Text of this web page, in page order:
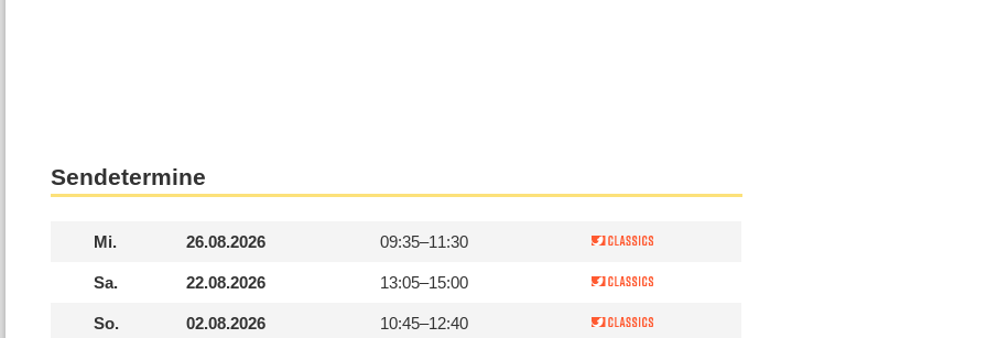
Sendetermine
Mi. 26.08.2026 09:35–11:30
Sa. 22.08.2026 13:05–15:00
So. 02.08.2026 10:45–12:40